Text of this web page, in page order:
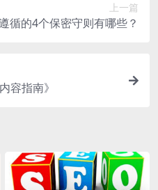
上一篇
循的4个保密守则有哪些？
容指南》